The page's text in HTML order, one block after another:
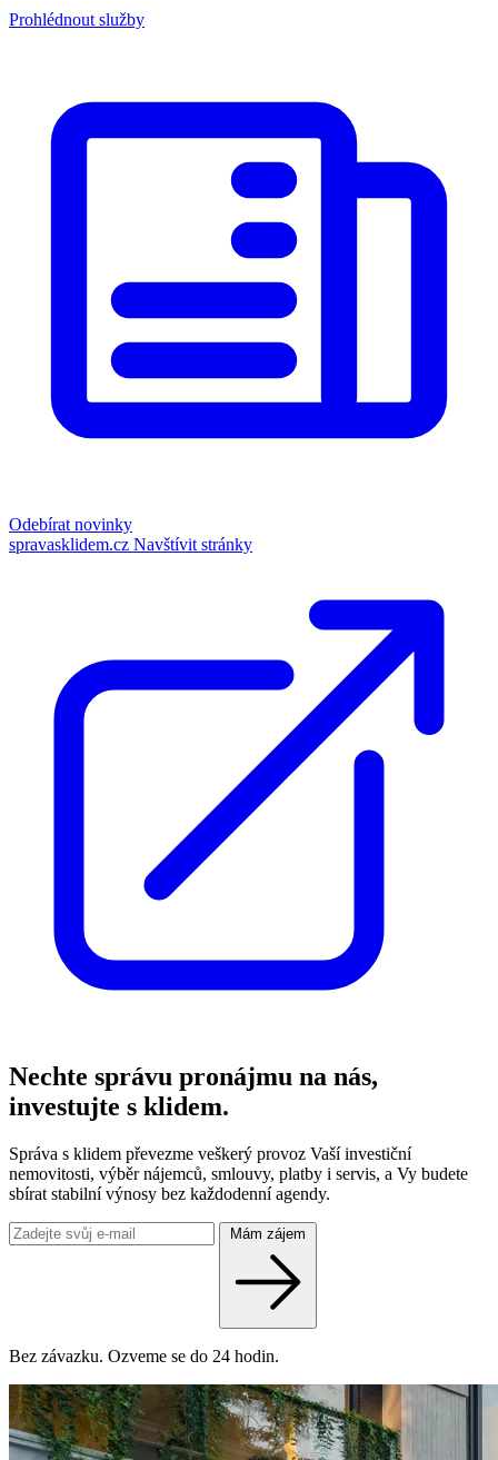
Prohlédnout služby
Odebírat novinky
spravasklidem.cz Navštívit stránky
Nechte správu pronájmu na nás,
investujte s klidem.
Správa s klidem převezme veškerý provoz Vaší investiční
nemovitosti, výběr nájemců, smlouvy, platby i servis, a Vy budete
sbírat stabilní výnosy bez každodenní agendy.
Mám zájem
Bez závazku. Ozveme se do 24 hodin.